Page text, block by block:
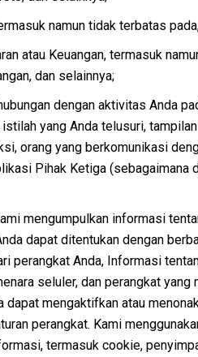
namun tidak terbatas
atau Keuangan, termasuk
dan selainnya;
dengan aktivitas Anda
yang Anda telusuri,
orang yang berkomunikasi
Pihak Ketiga (sebagaimana
mengumpulkan informasi
dapat ditentukan dengan
perangkat Anda, Informasi
seluler, dan perangkat yang
dapat mengaktifkan atau
perangkat. Kami
termasuk cookie,